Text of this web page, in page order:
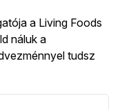
a Living Foods
náluk a
tudsz